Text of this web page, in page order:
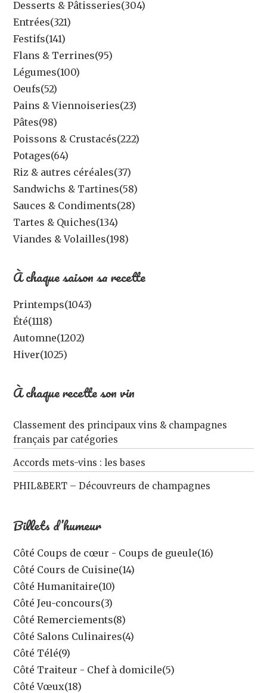
Desserts & Pâtisseries(304)
Entrées(321)
Festifs(141)
Flans & Terrines(95)
Légumes(100)
Oeufs(52)
Pains & Viennoiseries(23)
Pâtes(98)
Poissons & Crustacés(222)
Potages(64)
Riz & autres céréales(37)
Sandwichs & Tartines(58)
Sauces & Condiments(28)
Tartes & Quiches(134)
Viandes & Volailles(198)
À chaque saison sa recette
Printemps(1043)
Été(1118)
Automne(1202)
Hiver(1025)
À chaque recette son vin
Classement des principaux vins & champagnes
français par catégories
Accords mets-vins : les bases
PHIL&BERT – Découvreurs de champagnes
Billets d’humeur
Côté Coups de cœur - Coups de gueule(16)
Côté Cours de Cuisine(14)
Côté Humanitaire(10)
Côté Jeu-concours(3)
Côté Remerciements(8)
Côté Salons Culinaires(4)
Côté Télé(9)
Côté Traiteur - Chef à domicile(5)
Côté Vœux(18)